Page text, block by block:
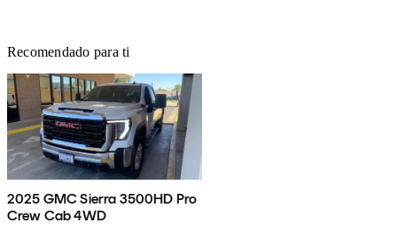
Recomendado para ti
2025 GMC Sierra 3500HD Pro
Crew Cab 4WD